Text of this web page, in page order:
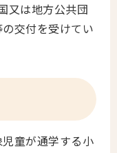
又は地方公共団
交付を受けてい
童が通学する小